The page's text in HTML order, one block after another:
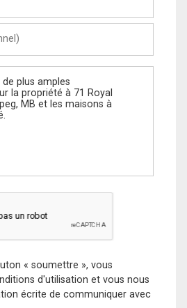
« soumettre », vous
d'utilisation et vous nous
écrite de communiquer avec